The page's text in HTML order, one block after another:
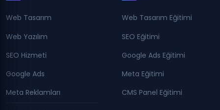
Web Tasarım
Web Yazılım
SEO Hizmeti
Google Ads
Meta Reklamları
Web Tasarım Eğitimi
SEO Eğitimi
Google Ads Eğitimi
Meta Eğitimi
CMS Panel Eğitimi